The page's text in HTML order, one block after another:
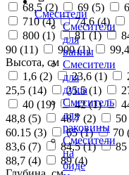
Смесители
Смесители
для
ванны
Смесители
для
душа
Смеситель
для
раковины
Смесители
на
биде
68,5 (2) 69 (5)
710 (4) 74,6 (4)
800 (1) 81 (1)
90 (11) 900 (1)
Высота, см
1,6 (2) 23,6 (1)
25,5 (14) 25.5 (1)
40 (19) 42 (1)
48,8 (5) 48.7 (2)
60.15 (3) 65 (1) 70
83,6 (7) 84,5 (1) 85
88,7 (4) 89 (4)